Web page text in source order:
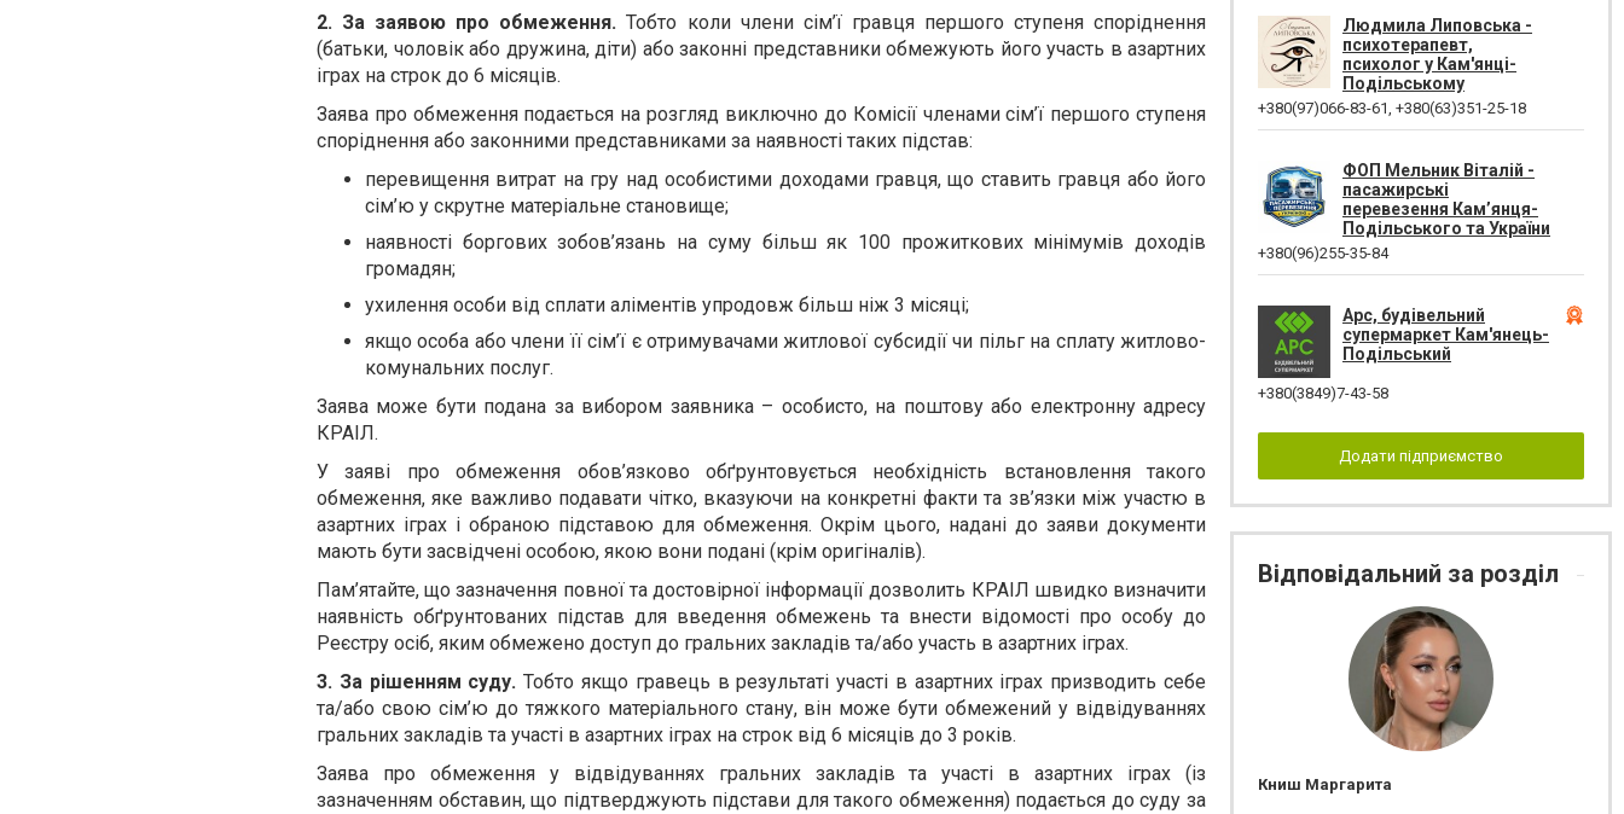
2. За заявою про обмеження. Тобто коли члени сім’ї гравця першого ступеня споріднення
(батьки, чоловік або дружина, діти) або законні представники обмежують його участь в азартних
іграх на строк до 6 місяців.
Заява про обмеження подається на розгляд виключно до Комісії членами сім’ї першого ступеня
споріднення або законними представниками за наявності таких підстав:
перевищення витрат на гру над особистими доходами гравця, що ставить гравця або його
сім’ю у скрутне матеріальне становище;
наявності боргових зобов’язань на суму більш як 100 прожиткових мінімумів доходів
громадян;
ухилення особи від сплати аліментів упродовж більш ніж 3 місяці;
якщо особа або члени її сім’ї є отримувачами житлової субсидії чи пільг на сплату житлово-
комунальних послуг.
Заява може бути подана за вибором заявника – особисто, на поштову або електронну адресу
КРАІЛ.
У заяві про обмеження обов’язково обґрунтовується необхідність встановлення такого
обмеження, яке важливо подавати чітко, вказуючи на конкретні факти та зв’язки між участю в
азартних іграх і обраною підставою для обмеження. Окрім цього, надані до заяви документи
мають бути засвідчені особою, якою вони подані (крім оригіналів).
Пам’ятайте, що зазначення повної та достовірної інформації дозволить КРАІЛ швидко визначити
наявність обґрунтованих підстав для введення обмежень та внести відомості про особу до
Реєстру осіб, яким обмежено доступ до гральних закладів та/або участь в азартних іграх.
3. За рішенням суду. Тобто якщо гравець в результаті участі в азартних іграх призводить себе
та/або свою сім’ю до тяжкого матеріального стану, він може бути обмежений у відвідуваннях
гральних закладів та участі в азартних іграх на строк від 6 місяців до 3 років.
Заява про обмеження у відвідуваннях гральних закладів та участі в азартних іграх (із
зазначенням обставин, що підтверджують підстави для такого обмеження) подається до суду за
Людмила Липовська -
психотерапевт,
психолог у Кам'янці-
Подільському
+380(97)066-83-61, +380(63)351-25-18
ФОП Мельник Віталій -
пасажирські
перевезення Кам’янця-
Подільського та України
+380(96)255-35-84
Арс, будівельний
супермаркет Кам'янець-
Подільський
+380(3849)7-43-58
Додати підприємство
Відповідальний за розділ
Книш Маргарита